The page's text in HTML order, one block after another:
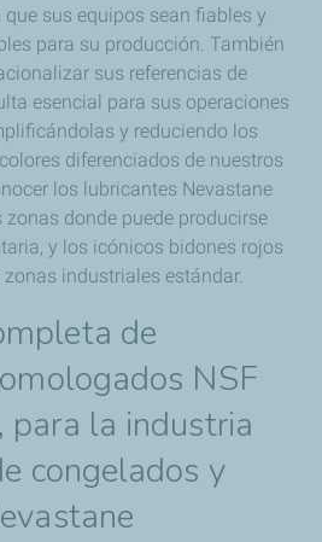
sus equipos sean fiables y
para su producción. También
sus referencias de
esencial para sus operaciones
y reduciendo los
diferenciados de nuestros
los lubricantes Nevastane
zonas donde puede producirse
y los icónicos bidones rojos
industriales estándar.
de
NSF
para la industria
congelados y